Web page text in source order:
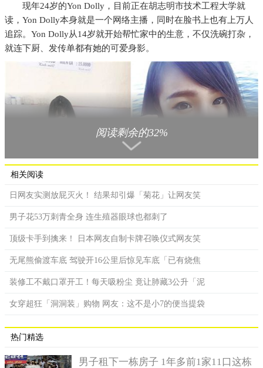
现年24岁的Yon Dolly，目前正在胡志明市技术工程大学就
读，Yon Dolly本身就是一个网络主播，同时在脸书上也有上万人
追踪。Yon Dolly从14岁就开始帮忙家中的生意，不仅洗碗打杂，
就连下厨、发传单都有她的可爱身影。
程式的公司工作，相当上进，可惜网友也发现这位可爱的Yon
惜啊」。
阅读剩余的32%
相关阅读
日网友实测放屁灭火！ 结果却引爆「菊花」让网友笑
男子花53万刺青全身 连生殖器眼球也都刺了
顶级卡手到擒来！ 日本网友自制卡牌召唤仪式网友笑
无尾熊偷渡车底 驾驶开16公里后惊见车底「已有烧焦
装修工不戴口罩开工！每天吸粉尘 竟让肺藏3公升「泥
女穿超狂「洞洞装」购物 网友：这不是小7的便当提袋
热门精选
男子租下一栋房子 1年多前1家11口这栋